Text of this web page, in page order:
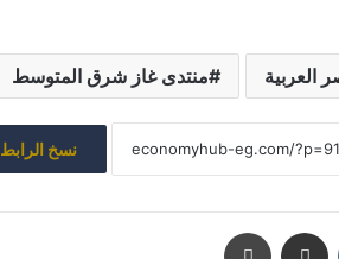
العربية منتدى غاز شرق المتوسط
نسخ الرابط